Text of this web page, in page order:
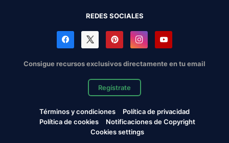
REDES SOCIALES
Consigue recursos exclusivos directamente en tu email
Regístrate
Términos y condiciones
Política de privacidad
Política de cookies
Notificaciones de Copyright
Cookies settings